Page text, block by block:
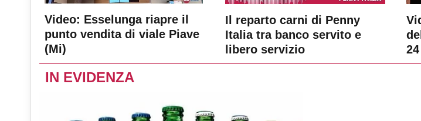
Video: Esselunga riapre il
punto vendita di viale Piave
(Mi)
Il reparto carni di Penny
Italia tra banco servito e
libero servizio
IN EVIDENZA